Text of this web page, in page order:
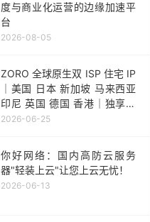
度与商业化运营的边缘加速平
台
2026-08-05
ZORO 全球原生双 ISP 住宅 IP
｜美国 日本 新加坡 马来西亚
印尼 英国 德国 香港｜独享静
态 IPv4
2026-06-25
你好网络：国内高防云服务
器"轻装上云"让您上云无忧！
2026-06-13